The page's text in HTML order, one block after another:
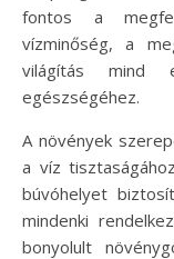
fontos a
vízminőség, a
világítás mind
egészségéhez.
A növények
a víz
búvóhelyet
mindenki
bonyolult